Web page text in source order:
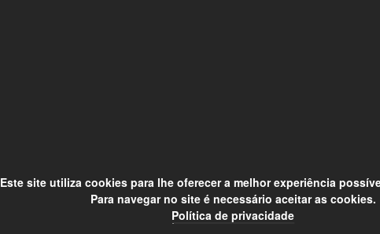
Este site utiliza cookies para lhe oferecer a melhor experiência
Para navegar no site é necessário aceitar as cookies.
Política de privacidade